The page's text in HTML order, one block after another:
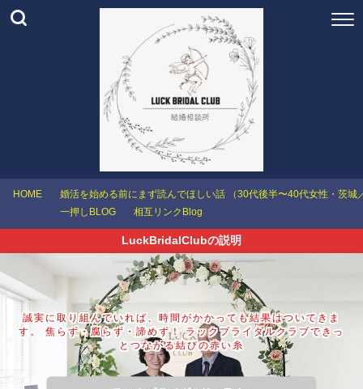
HOME
婚活を始める前にまず読んでほしい話 （30代後半〜40代女性・茨城
一押しBLOG
相互リンクBlog
LuckBridalClubの説明
誠実に取り組んでいれば、時間がかかっても結果はついてきま
す。 焦らず・腐らず・諦めず！ ラックブライダルクラブできっ
とつながる結びの赤い糸